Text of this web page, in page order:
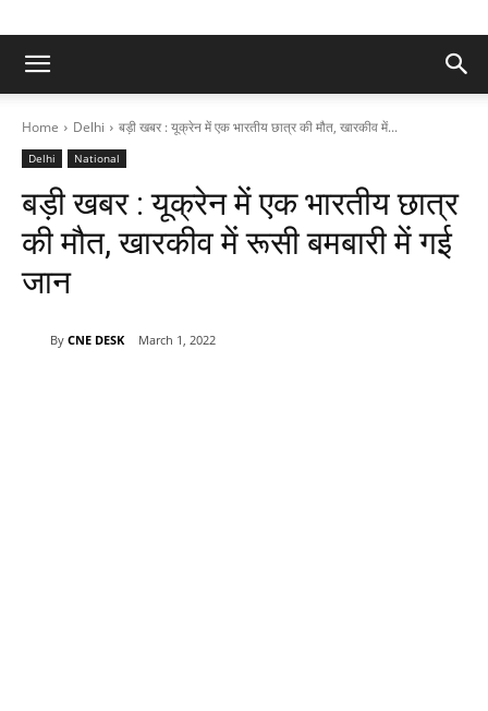
Home Delhi बड़ी खबर : यूक्रेन में एक भारतीय छात्र की मौत, खारकीव में...
Delhi National
बड़ी खबर : यूक्रेन में एक भारतीय छात्र
की मौत, खारकीव में रूसी बमबारी में गई
जान
By CNE DESK March 1, 2022